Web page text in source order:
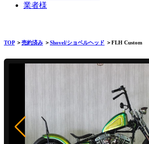
業者様
TOP＞売約済み ＞Shovel/ショベルヘッド ＞FLH Custom